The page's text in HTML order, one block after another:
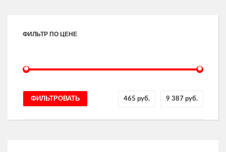
ФИЛЬТР ПО ЦЕНЕ
ФИЛЬТРОВАТЬ 465 руб. 9 387 руб.